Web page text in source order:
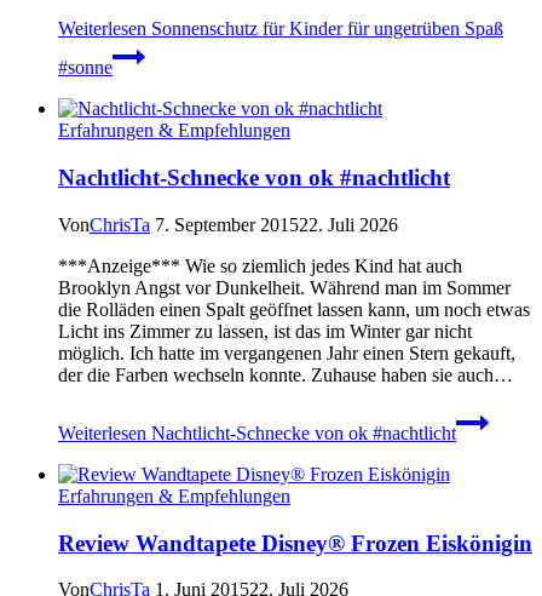
Weiterlesen Sonnenschutz für Kinder für ungetrüben Spaß
#sonne
Erfahrungen & Empfehlungen
Nachtlicht-Schnecke von ok #nachtlicht
VonChrisTa 7. September 201522. Juli 2026
***Anzeige*** Wie so ziemlich jedes Kind hat auch
Brooklyn Angst vor Dunkelheit. Während man im Sommer
die Rolläden einen Spalt geöffnet lassen kann, um noch etwas
Licht ins Zimmer zu lassen, ist das im Winter gar nicht
möglich. Ich hatte im vergangenen Jahr einen Stern gekauft,
der die Farben wechseln konnte. Zuhause haben sie auch…
Weiterlesen Nachtlicht-Schnecke von ok #nachtlicht
Erfahrungen & Empfehlungen
Review Wandtapete Disney® Frozen Eiskönigin
VonChrisTa 1. Juni 201522. Juli 2026